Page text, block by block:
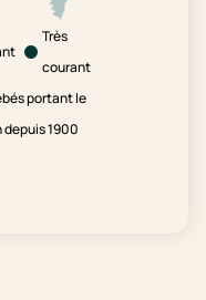
Très
courant
portant le
depuis 1900